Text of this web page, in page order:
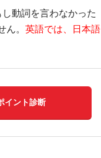
動詞を言わなかった
ん。 英語では、日本語
イント診断